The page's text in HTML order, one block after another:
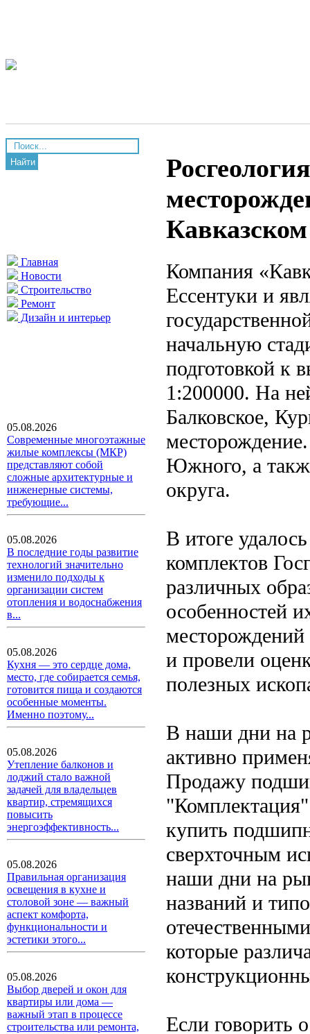
Найти
Главная
Новости
Строительство
Ремонт
Дизайн и интерьер
05.08.2026
Современные многоэтажные
жилые комплексы (МКР)
представляют собой
сложные архитектурные и
инженерные системы,
требующие...
05.08.2026
В последние годы развитие
технологий значительно
изменило подходы к
организации систем
отопления и водоснабжения
в...
05.08.2026
Кухня — это сердце дома,
место, где собирается семья,
готовится пища и создаются
особенные моменты.
Именно поэтому...
05.08.2026
Утепление балконов и
лоджий стало важной
задачей для владельцев
квартир, стремящихся
повысить
энергоэффективность...
05.08.2026
Правильная организация
освещения в кухне и
столовой зоне — важный
аспект комфорта,
функциональности и
эстетики этого...
05.08.2026
Выбор дверей и окон для
квартиры или дома —
важный этап в процессе
строительства или ремонта,
Компания
Ессентуки и
начальную
подготовкой к
1:200000. На
Балковское,
Южного, а
округа.
В итоге
комплектов
различных
особенностей
и провели
полезных
В наши дни на
активно
Продажу
купить
сверхточным
наши дни на
названий и
которые
Если говорить